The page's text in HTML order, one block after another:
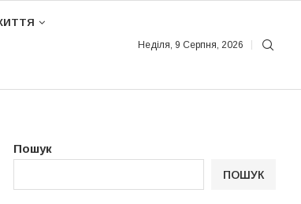
Неділя, 9 Серпня, 2026
Пошук
ПОШУК